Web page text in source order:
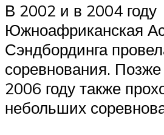
В 2002 и в 2004 году
Южноафриканская
Сэндбординга
соревнования.
2006 году также
небольших